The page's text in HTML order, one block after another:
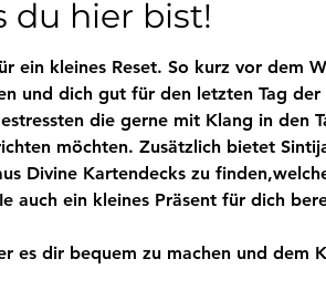
du hier bist!
ein kleines Reset. So kurz vor dem
und dich gut für den letzten Tag
die gerne mit Klang in den
möchten. Zusätzlich bietet
Divine Kartendecks zu
auch ein kleines Präsent für dich
es dir bequem zu machen und dem